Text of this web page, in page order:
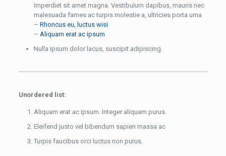
imperdiet sit amet magna. Vestibulum dapibus, mauris nec
malesuada fames ac turpis molestie a, ultricies porta urna
– Rhoncus eu, luctus wisi
– Aliquam erat ac ipsum
Nulla ipsum dolor lacus, suscipit adipiscing.
Unordered list:
Aliquam erat ac ipsum. Integer aliquam purus.
Eleifend justo vel bibendum sapien massa ac
Turpis faucibus orci luctus non purus.